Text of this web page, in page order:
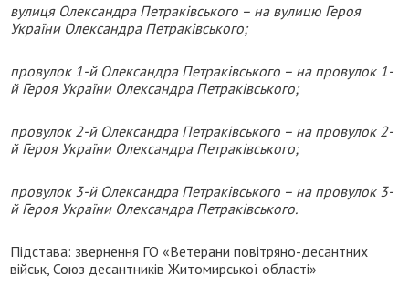
вулиця Олександра Петраківського – на вулицю Героя
України Олександра Петраківського;
провулок 1-й Олександра Петраківського – на провулок 1-
й Героя України Олександра Петраківського;
провулок 2-й Олександра Петраківського – на провулок 2-
й Героя України Олександра Петраківського;
провулок 3-й Олександра Петраківського – на провулок 3-
й Героя України Олександра Петраківського.
Підстава: звернення ГО «Ветерани повітряно-десантних
військ, Союз десантників Житомирської області»